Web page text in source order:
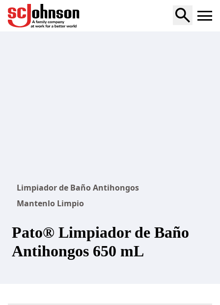
Limpiador de Baño Antihongos
Mantenlo Limpio
Pato® Limpiador de Baño
Antihongos 650 mL